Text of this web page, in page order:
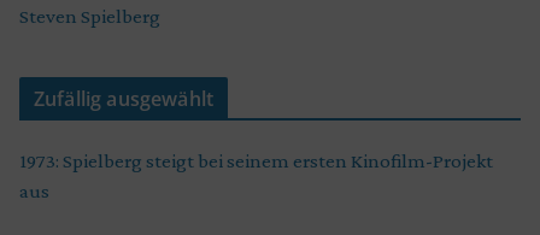
Steven Spielberg
Zufällig ausgewählt
1973: Spielberg steigt bei seinem ersten Kinofilm-Projekt
aus